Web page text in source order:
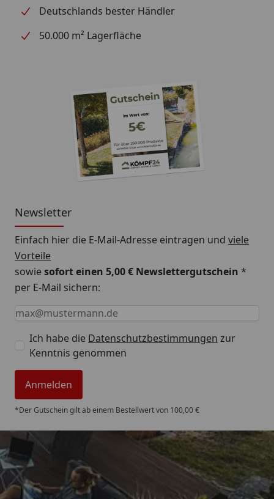
Deutschlands bester Händler
50.000 m² Lagerfläche
Newsletter
Einfach hier die E-Mail-Adresse eintragen und viele
Vorteile
sowiesofort einen 5,00 € Newslettergutschein *
per E-Mail sichern:
Keine Eingabe erforderlich
Eingabe erforderlich
E-Mail *
Ich habe die Datenschutzbestimmungen zur
Kenntnis genommen
Anmelden
*Der Gutschein gilt ab einem Bestellwert von 100,00 €
Trusted Shops